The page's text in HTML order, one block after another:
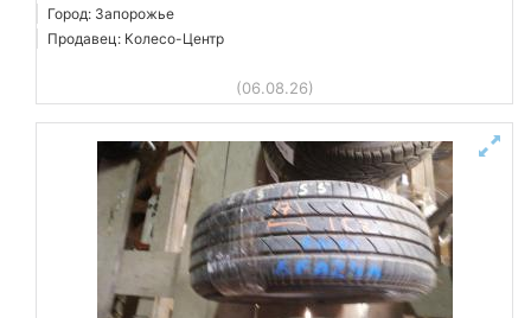
Город: Запорожье
Продавец: Колесо-Центр
(06.08.26)